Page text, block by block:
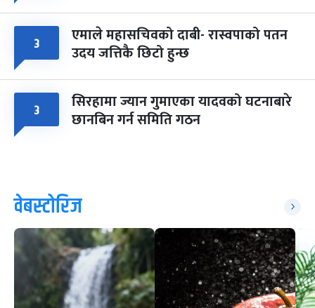
३ एमाले महासचिवको दाबी- रास्वपाको पतन
उदय जत्तिकै छिटो हुन्छ
३ सिरहामा ज्यान गुमाएका यादवको घटनाबारे
छानबिन गर्न समिति गठन
वेबस्टोरिज